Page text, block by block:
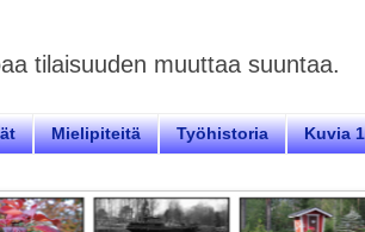
tilaisuuden muuttaa suuntaa.
Mielipiteitä Työhistoria Kuvia 1